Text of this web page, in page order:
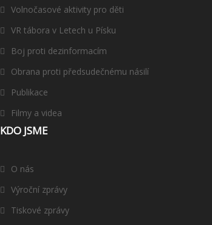
Volnočasové aktivity pro děti
VR tábora v Letech u Písku
Boj proti dezinformacím
Obrana proti předsudečnému násilí
Publikace
Filmy a videa
KDO JSME
O nás
Výroční zprávy
Tiskové zprávy